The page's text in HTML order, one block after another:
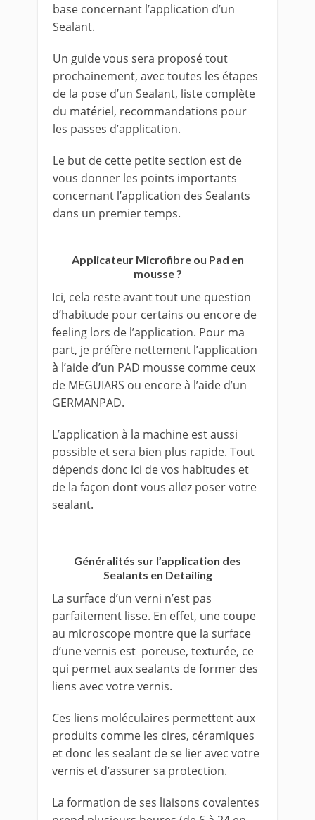
base concernant l’application d’un
Sealant.
Un guide vous sera proposé tout
prochainement, avec toutes les étapes
de la pose d’un Sealant, liste complète
du matériel, recommandations pour
les passes d’application.
Le but de cette petite section est de
vous donner les points importants
concernant l’application des Sealants
dans un premier temps.
Applicateur Microfibre ou Pad en
mousse ?
Ici, cela reste avant tout une question
d’habitude pour certains ou encore de
feeling lors de l’application. Pour ma
part, je préfère nettement l’application
à l’aide d’un PAD mousse comme ceux
de MEGUIARS ou encore à l’aide d’un
GERMANPAD.
L’application à la machine est aussi
possible et sera bien plus rapide. Tout
dépends donc ici de vos habitudes et
de la façon dont vous allez poser votre
sealant.
Généralités sur l’application des
Sealants en Detailing
La surface d’un verni n’est pas
parfaitement lisse. En effet, une coupe
au microscope montre que la surface
d’une vernis est poreuse, texturée, ce
qui permet aux sealants de former des
liens avec votre vernis.
Ces liens moléculaires permettent aux
produits comme les cires, céramiques
et donc les sealant de se lier avec votre
vernis et d’assurer sa protection.
La formation de ses liaisons covalentes